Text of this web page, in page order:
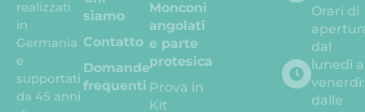
realizzati
in
Germania
e
supportati
da 45 anni
siamo
Contatto
Domande
frequenti
Monconi
angolati
e parte
protesica
Prova in
Kit
Orari di
dal
lunedì
venerdì:
dalle